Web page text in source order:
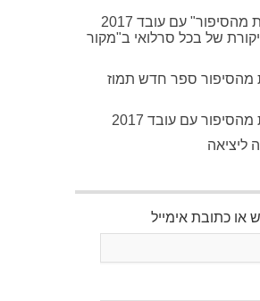
"מה למדת מהסיפור" עם עובד 2017
של בכל סרלואי ב"מקור
ספר חדש תמוז
עם עובד 2017
ליציאה
כתובת אימייל